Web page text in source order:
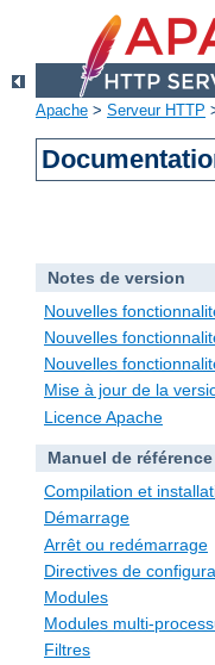
Apache > Serveur HTTP
Notes de version
Nouvelles
Nouvelles
Nouvelles
Mise à jour de la
Licence Apache
Manuel de référence
Compilation et
Démarrage
Arrêt ou redémarrage
Directives de
Modules
Modules multi-
Filtres